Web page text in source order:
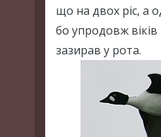
що на двох ріс, а
бо упродовж віків
зазирав у рота.